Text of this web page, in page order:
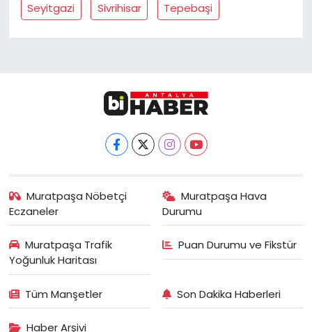
Seyitgazi
Sivrihisar Tepebaşi
Muratpaşa Nöbetçi
Eczaneler
Muratpaşa Hava
Durumu
Muratpaşa Trafik
Yoğunluk Haritası
Puan Durumu ve Fikstür
Tüm Manşetler Son Dakika Haberleri
Haber Arşivi